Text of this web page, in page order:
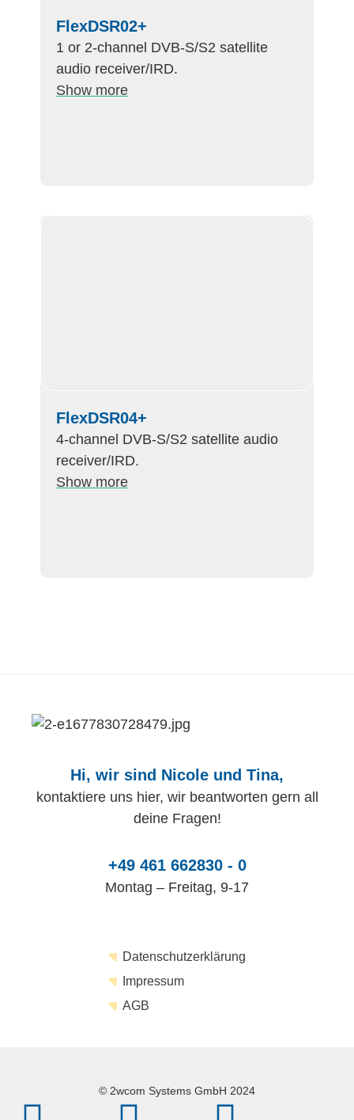
FlexDSR02+
1 or 2-channel DVB-S/S2 satellite
audio receiver/IRD.
Show more
FlexDSR04+
4-channel DVB-S/S2 satellite audio
receiver/IRD.
Show more
Hi, wir sind Nicole und Tina,
kontaktiere uns hier, wir beantworten gern all
deine Fragen!
+49 461 662830 - 0
Montag – Freitag, 9-17
Datenschutzerklärung
Impressum
AGB
© 2wcom Systems GmbH 2024